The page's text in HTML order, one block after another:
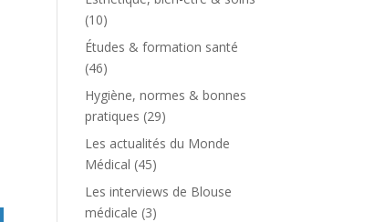
(10)
Études & formation santé
(46)
Hygiène, normes & bonnes
pratiques (29)
Les actualités du Monde
Médical (45)
Les interviews de Blouse
médicale (3)